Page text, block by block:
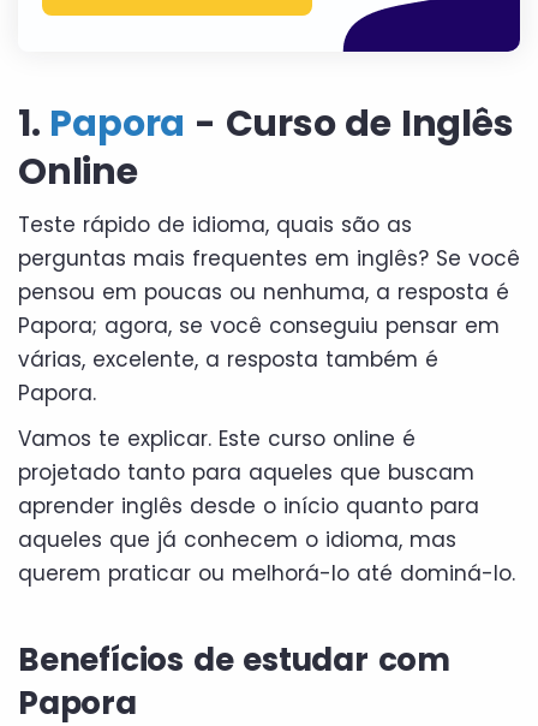
1. Papora - Curso de Inglês
Online
Teste rápido de idioma, quais são as
perguntas mais frequentes em inglês? Se você
pensou em poucas ou nenhuma, a resposta é
Papora; agora, se você conseguiu pensar em
várias, excelente, a resposta também é
Papora.
Vamos te explicar. Este curso online é
projetado tanto para aqueles que buscam
aprender inglês desde o início quanto para
aqueles que já conhecem o idioma, mas
querem praticar ou melhorá-lo até dominá-lo.
Benefícios de estudar com
Papora